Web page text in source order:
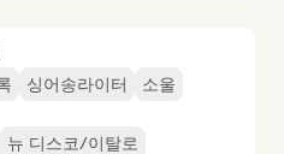
싱어송라이터 소울
뉴 디스코/이탈로